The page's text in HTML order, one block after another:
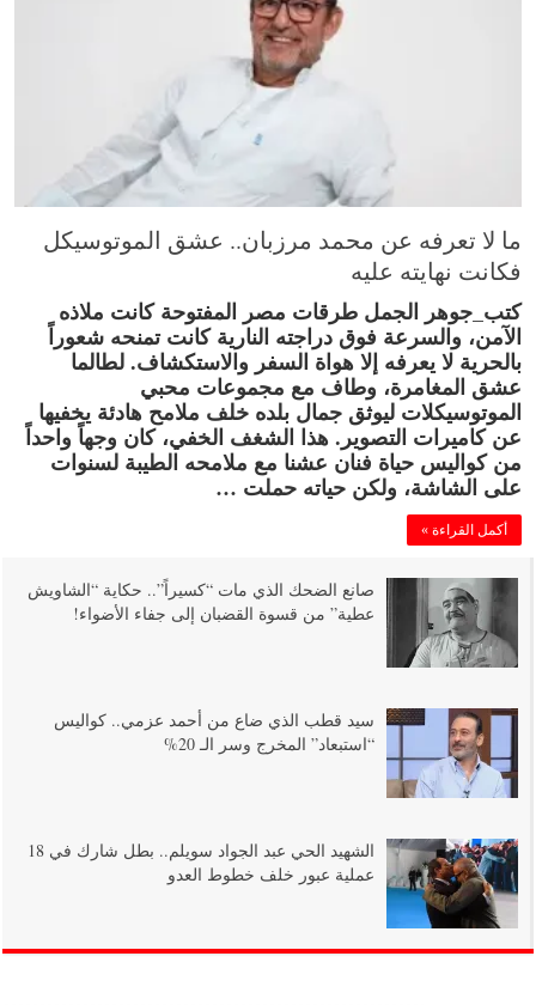
ما لا تعرفه عن محمد مرزبان.. عشق الموتوسيكل
فكانت نهايته عليه
كتب_جوهر الجمل طرقات مصر المفتوحة كانت ملاذه
الآمن، والسرعة فوق دراجته النارية كانت تمنحه شعوراً
بالحرية لا يعرفه إلا هواة السفر والاستكشاف. لطالما
عشق المغامرة، وطاف مع مجموعات محبي
الموتوسيكلات ليوثق جمال بلده خلف ملامح هادئة يخفيها
عن كاميرات التصوير. هذا الشغف الخفي، كان وجهاً واحداً
من كواليس حياة فنان عشنا مع ملامحه الطيبة لسنوات
على الشاشة، ولكن حياته حملت …
أكمل القراءة »
صانع الضحك الذي مات “كسيراً”.. حكاية “الشاويش
عطية” من قسوة القضبان إلى جفاء الأضواء!
سيد قطب الذي ضاع من أحمد عزمي.. كواليس
“استبعاد” المخرج وسر الـ 20%
الشهيد الحي عبد الجواد سويلم.. بطل شارك في 18
عملية عبور خلف خطوط العدو